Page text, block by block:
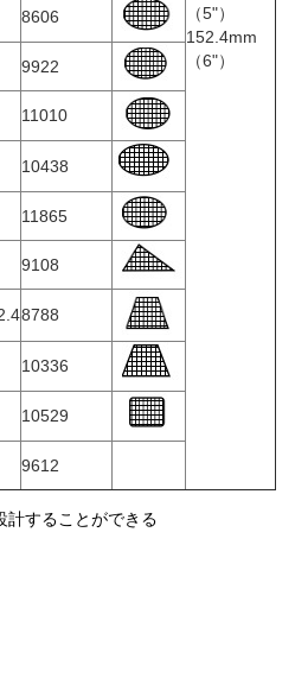
（5"）
152.4mm
（6"）
8606
9922
11010
10438
11865
9108
8788
10336
10529
9612
計することができる